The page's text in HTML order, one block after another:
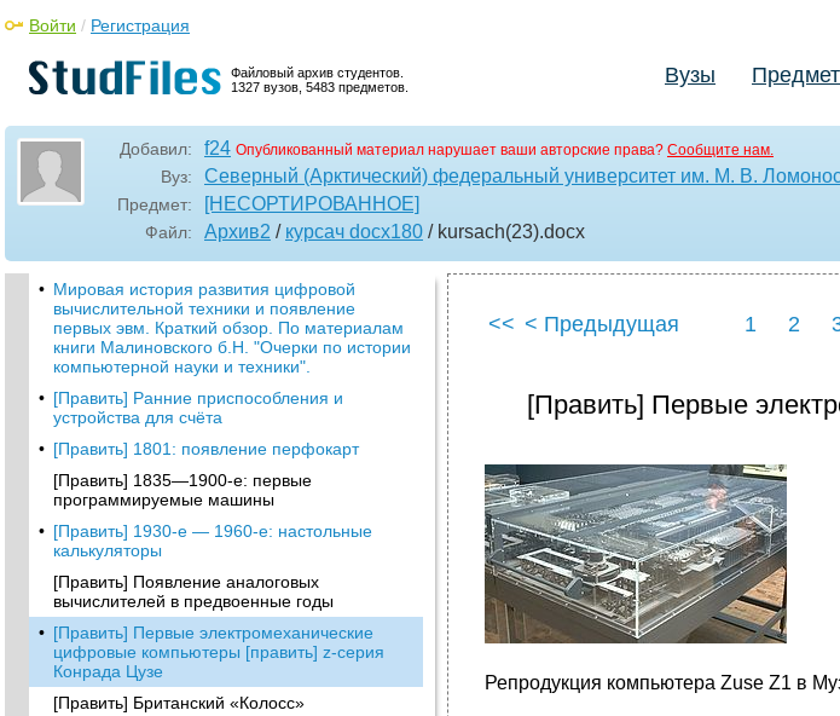
Файловый архив студентов.
1327 вузов, 5483 предметов.
Войти / Регистрация
Вузы
Добавил: f24 Опубликованный материал нарушает ваши авторские права? Сообщите нам.
Вуз: Северный (Арктический) федеральный университет им. М. В.
Предмет: [НЕСОРТИРОВАННОЕ]
Файл: Архив2 / курсач docx180 / kursach(23).docx
• Мировая история развития цифровой
вычислительной техники и появление
первых эвм. Краткий обзор. По материалам
книги Малиновского б.Н. "Очерки по истории
компьютерной науки и техники".
• [Править] Ранние приспособления и
устройства для счёта
• [Править] 1801: появление перфокарт
[Править] 1835—1900-е: первые
программируемые машины
• [Править] 1930-е — 1960-е: настольные
калькуляторы
[Править] Появление аналоговых
вычислителей в предвоенные годы
• [Править] Первые электромеханические
цифровые компьютеры [править] z-серия
Конрада Цузе
[Править] Британский «Колосс»
<< < Предыдущая 1 2
[Править] Первые
Репродукция компьютера Zuse Z1 в